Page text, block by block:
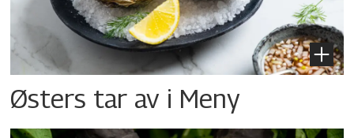
Østers tar av i Meny